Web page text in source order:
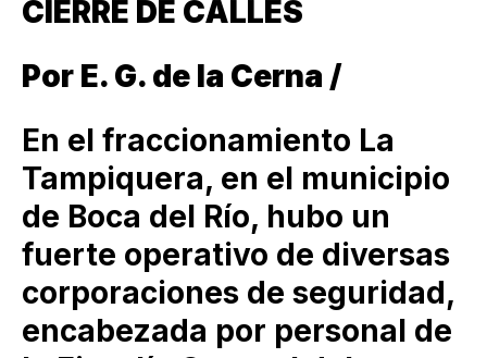
CIERRE DE CALLES
Por E. G. de la Cerna /
En el fraccionamiento La
Tampiquera, en el municipio
de Boca del Río, hubo un
fuerte operativo de diversas
corporaciones de seguridad,
encabezada por personal de